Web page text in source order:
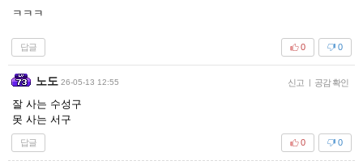
ㅋㅋㅋ
답글 0
0
노도 26-05-13 12:55 신고 | 공감 확인
잘 사는 수성구
못 사는 서구
답글 0
0